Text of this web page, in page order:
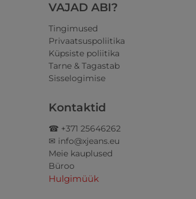
VAJAD ABI?
Tingimused
Privaatsuspoliitika
Küpsiste poliitika
Tarne & Tagastab
Sisselogimise
Kontaktid
☎ +371 25646262
✉ info@xjeans.eu
Meie kauplused
Büroo
Hulgimüük